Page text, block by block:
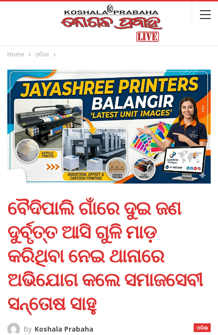
Home ଓଡିଶା
ବୈଦିପାଲି ଗାଁରେ ଦୁଇ ଜଣ
ଦୁର୍ବୃତ୍ତ ଆସି ଗୁଳି ମାଡ଼
କରିଥିବା ନେଇ ଥାନାରେ
ଅଭିଯୋଗ କଲେ ସମାଜସେବୀ
ସନ୍ତୋଷ ସାହୁ
ଓଡିଶା
By Koshala Prabaha